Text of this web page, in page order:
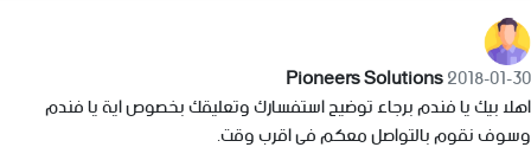
Pioneers Solutions2018-01-30
اهلا بيك يا فندم برجاء توضيح استفسارك وتعليقك بخصوص اية يا فندم
وسوف نقوم بالتواصل معكم فى اقرب وقت.